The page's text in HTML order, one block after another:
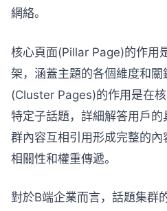
網絡。
核心頁面(Pillar Page)的作用
架，涵蓋主題的各個維度和
(Cluster Pages)的作用是在
特定子話題，詳細解答用戶
群內容互相引用形成完整的
相關性和權重傳遞。
對於B端企業而言，話題集群